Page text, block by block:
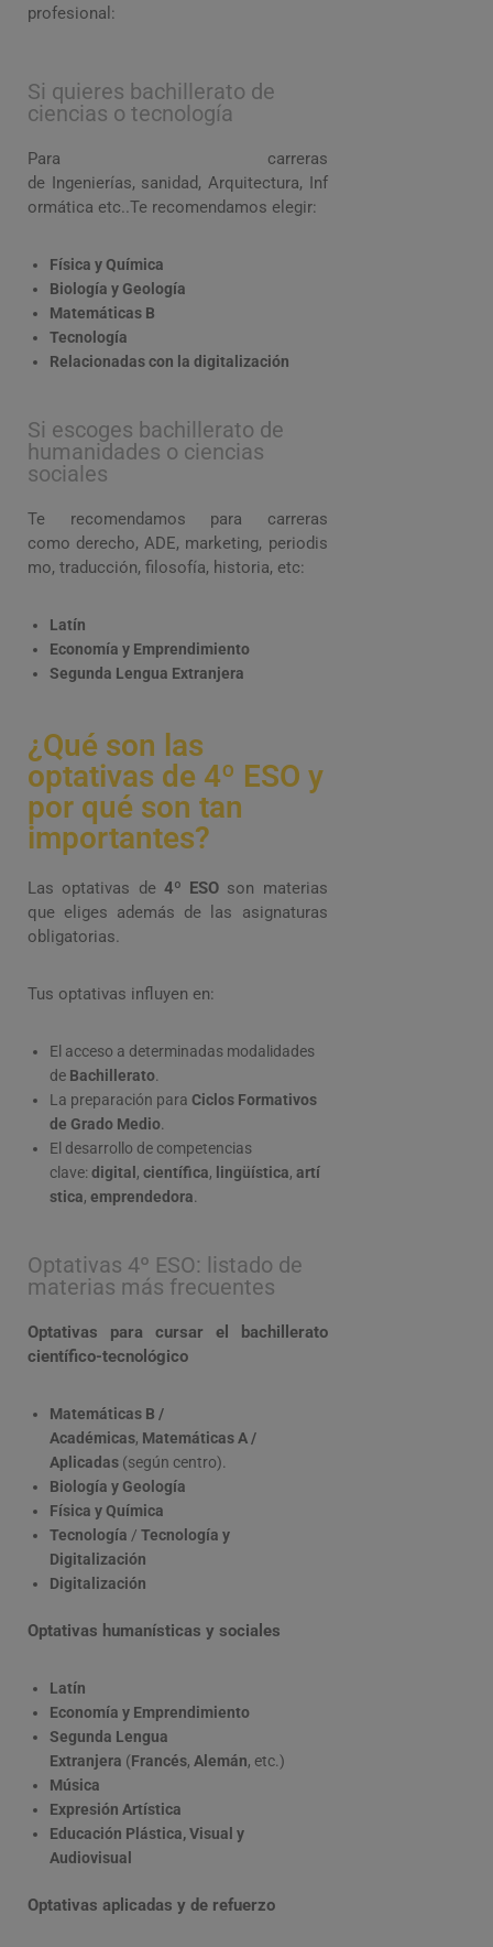
profesional:
Si quieres bachillerato de
ciencias o tecnología
Para carreras
de Ingenierías, sanidad, Arquitectura, Inf
ormática etc..Te recomendamos elegir:
Física y Química
Biología y Geología
Matemáticas B
Tecnología
Relacionadas con la digitalización
Si escoges bachillerato de
humanidades o ciencias
sociales
Te recomendamos para carreras
como derecho,ADE, marketing, periodis
mo, traducción, filosofía, historia, etc:
Latín
Economía y Emprendimiento
Segunda Lengua Extranjera
¿Qué son las
optativas de 4º ESO y
por qué son tan
importantes?
Las optativas de 4º ESO son materias
que eliges además de las asignaturas
obligatorias.
Tus optativas influyen en:
El acceso a determinadas modalidades
de Bachillerato.
La preparación para Ciclos Formativos
de Grado Medio.
El desarrollo de competencias
clave: digital , científica, lingüística, artí
stica, emprendedora.
Optativas 4º ESO: listado de
materias más frecuentes
Optativas para cursar el bachillerato
científico-tecnológico
Matemáticas B /
Académicas, Matemáticas A /
Aplicadas (según centro).
Biología y Geología
Física y Química
Tecnología / Tecnología y
Digitalización
Digitalización
Optativas humanísticas y sociales
Latín
Economía y Emprendimiento
Segunda Lengua
Extranjera (Francés, Alemán, etc.)
Música
Expresión Artística
Educación Plástica, Visual y
Audiovisual
Optativas aplicadas y de refuerzo